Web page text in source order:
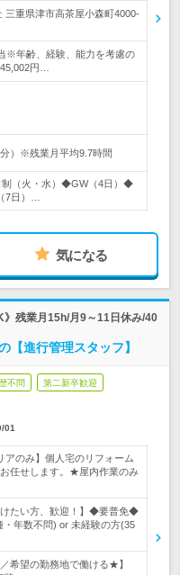
三重県津市高茶屋小森町4000-
※年齢、経験、能力を考慮の
円…
）※残業月平均9.7時間
制（火・水）◆GW（4日）◆
7日）…
気になる
》残業月15h/月9～11日休み/40
進行管理スタッフ】
不問 第二新卒歓迎
01
アのみ】個人宅のリフォーム
任せします。★屋内作業のみ
けたい方、歓迎！】◆要普免◆
年数不問) or 未経験の方(35
希望の勤務地で働ける★】